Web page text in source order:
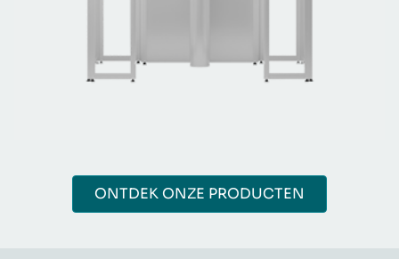
ONTDEK ONZE PRODUCTEN